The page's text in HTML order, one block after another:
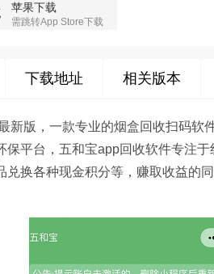
苹果下载
需跳转App Store下载
下载地址 相关版本
新版，一款专业的烟盒回收扫码软
保平台，五和宝app回收软件专注
兑换各种现金积分等，赚取收益的